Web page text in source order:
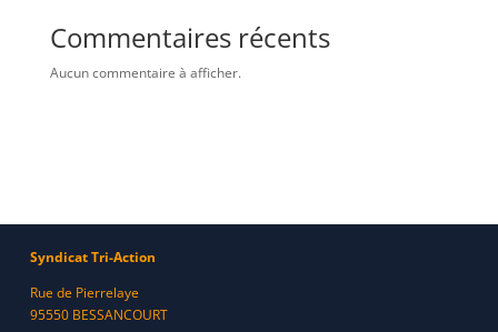
Commentaires récents
Aucun commentaire à afficher.
Syndicat Tri-Action
Rue de Pierrelaye
95550 BESSANCOURT